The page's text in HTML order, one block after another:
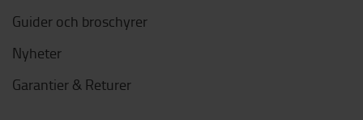
Guider och broschyrer
Nyheter
Garantier & Returer